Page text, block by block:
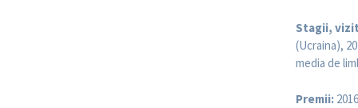
Stagii,
(Ucraina),
media de
Premii: